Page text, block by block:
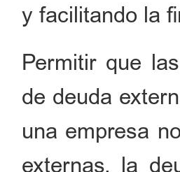
y facilitando la
Permitir que
de deuda
una empresa
externas, la